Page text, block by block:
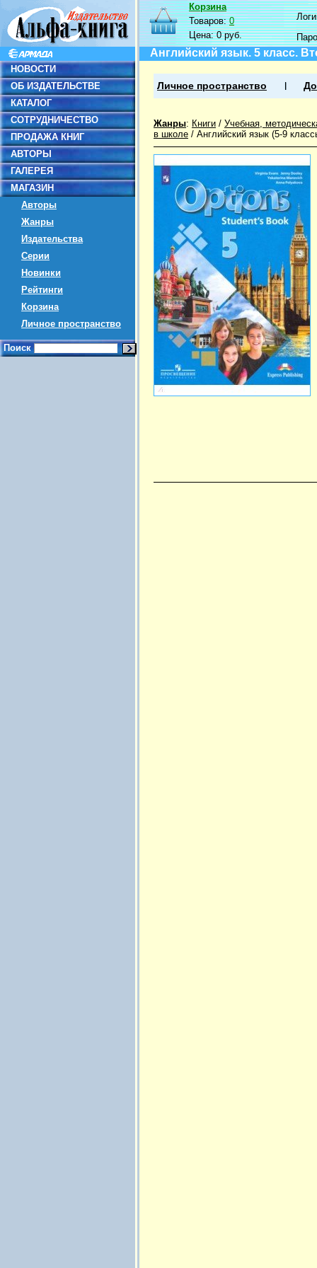
НОВОСТИ
ОБ ИЗДАТЕЛЬСТВЕ
КАТАЛОГ
СОТРУДНИЧЕСТВО
ПРОДАЖА КНИГ
АВТОРЫ
ГАЛЕРЕЯ
МАГАЗИН
Авторы
Жанры
Издательства
Серии
Новинки
Рейтинги
Корзина
Личное пространство
Поиск
Корзина
Товаров:0
Цена:0 руб.
Английский язык. 5 класс.
Личное пространство
Жанры: Книги / Учебная,
в школе / Английский язык (5-9